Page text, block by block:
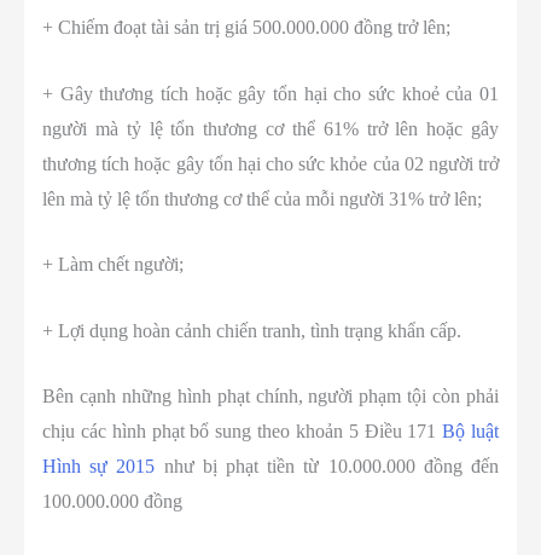
+ Chiếm đoạt tài sản trị giá 500.000.000 đồng trở lên;
+ Gây thương tích hoặc gây tổn hại cho sức khoẻ của 01
người mà tỷ lệ tổn thương cơ thể 61% trở lên hoặc gây
thương tích hoặc gây tổn hại cho sức khỏe của 02 người trở
lên mà tỷ lệ tổn thương cơ thể của mỗi người 31% trở lên;
+ Làm chết người;
+ Lợi dụng hoàn cảnh chiến tranh, tình trạng khẩn cấp.
Bên cạnh những hình phạt chính, người phạm tội còn phải
chịu các hình phạt bổ sung theo khoản 5 Điều 171Bộ luật
Hình sự 2015 như bị phạt tiền từ 10.000.000 đồng đến
100.000.000 đồng